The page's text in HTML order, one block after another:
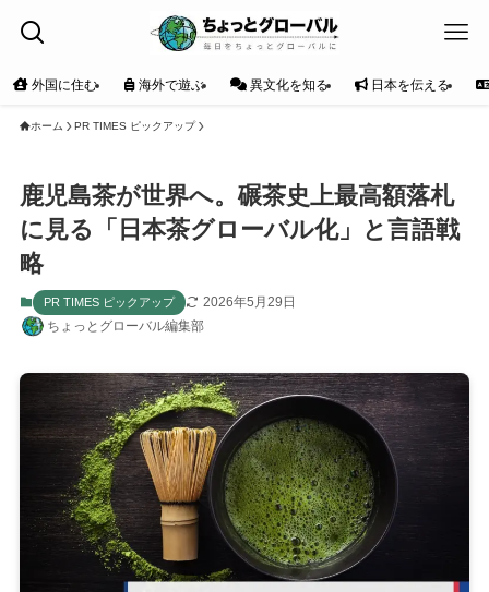
外国に住む 海外で遊ぶ 異文化を知る 日本を伝える
ホーム PR TIMES ピックアップ
鹿児島茶が世界へ。碾茶史上最高額落札
に見る「日本茶グローバル化」と言語戦
略
PR TIMES ピックアップ
2026年5月29日
ちょっとグローバル編集部